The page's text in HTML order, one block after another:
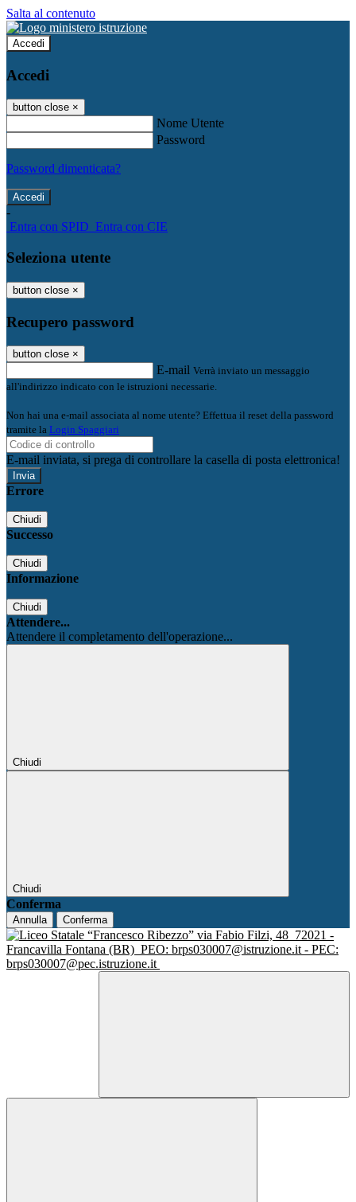
Salta al contenuto
Accedi
Accedi
button close ×
Nome Utente
Password
Password dimenticata?
-
Entra con SPID Entra con CIE
Seleziona utente
button close ×
Recupero password
button close ×
E-mail Verrà inviato un messaggio
all'indirizzo indicato con le istruzioni necessarie.
Non hai una e-mail associata al nome utente? Effettua il reset della password
tramite la Login Spaggiari
E-mail inviata, si prega di controllare la casella di posta elettronica!
Errore
Chiudi
Successo
Chiudi
Informazione
Chiudi
Attendere...
Attendere il completamento dell'operazione...
Chiudi
Chiudi
Conferma
Annulla Conferma
via Fabio Filzi, 48 72021 -
Francavilla Fontana (BR) PEO: brps030007@istruzione.it - PEC:
brps030007@pec.istruzione.it